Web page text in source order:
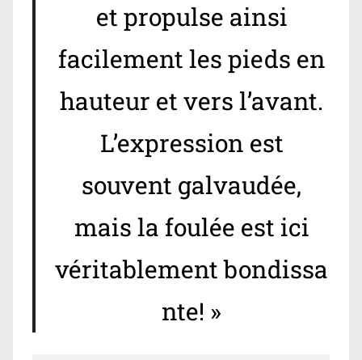
et propulse ainsi
facilement les pieds en
hauteur et vers l’avant.
L’expression est
souvent galvaudée,
mais la foulée est ici
véritablement bondissa
nte! »